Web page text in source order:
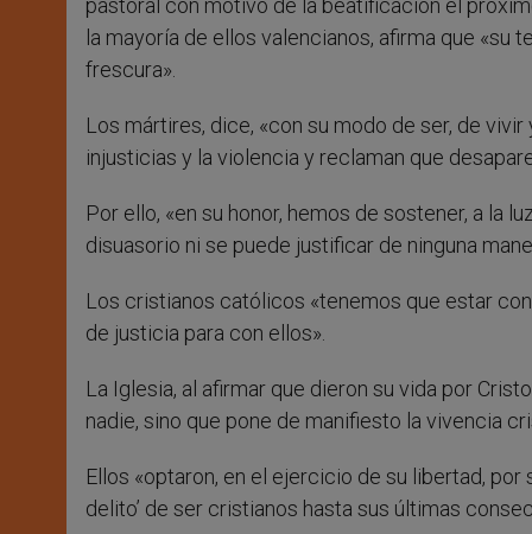
pastoral con motivo de la beatificación el
la mayoría de ellos valencianos, afirma que
frescura».
Los mártires, dice, «con su modo de ser, de
injusticias y la violencia y reclaman que
Por ello, «en su honor, hemos de sostener, a la
disuasorio ni se puede justificar de ninguna
Los cristianos católicos «tenemos que estar
de justicia para con ellos».
La Iglesia, al afirmar que dieron su vida por
nadie, sino que pone de manifiesto la vivencia
Ellos «optaron, en el ejercicio de su libertad,
delito’ de ser cristianos hasta sus últimas